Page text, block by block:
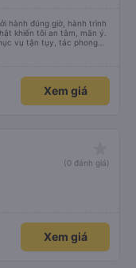
hành đúng giờ, hành trình
vụ tận tụy, tác phong
Xã hội loạn đạo. Xin gửi
Xem giá
(0 đánh giá)
Xem giá